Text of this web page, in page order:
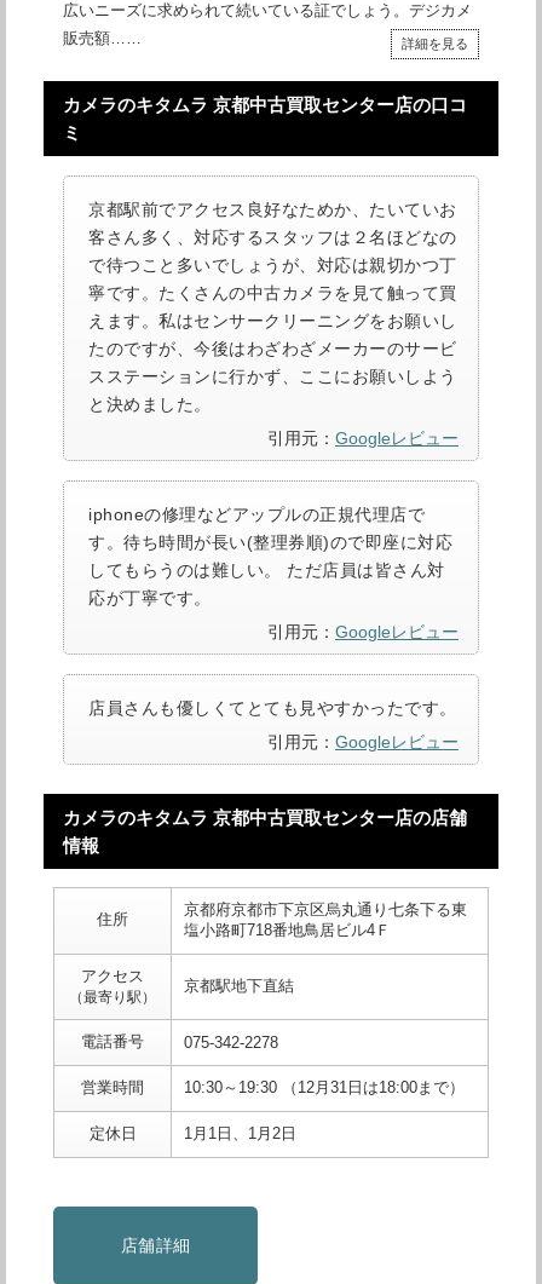
広いニーズに求められて続いている証でしょう。デジカメ
販売額……
詳細を見る
カメラのキタムラ 京都中古買取センター店の口コ
ミ
京都駅前でアクセス良好なためか、たいていお
客さん多く、対応するスタッフは２名ほどなの
で待つこと多いでしょうが、対応は親切かつ丁
寧です。たくさんの中古カメラを見て触って買
えます。私はセンサークリーニングをお願いし
たのですが、今後はわざわざメーカーのサービ
スステーションに行かず、ここにお願いしよう
と決めました。
引用元： Googleレビュー
iphoneの修理などアップルの正規代理店で
す。待ち時間が長い(整理券順)ので即座に対応
してもらうのは難しい。 ただ店員は皆さん対
応が丁寧です。
引用元： Googleレビュー
店員さんも優しくてとても見やすかったです。
引用元： Googleレビュー
カメラのキタムラ 京都中古買取センター店の店舗
情報
住所
京都府京都市下京区烏丸通り七条下る東
塩小路町718番地鳥居ビル4Ｆ
アクセス
（最寄り駅）
京都駅地下直結
電話番号 075-342-2278
営業時間 10:30～19:30 （12月31日は18:00まで）
定休日 1月1日、1月2日
店舗詳細